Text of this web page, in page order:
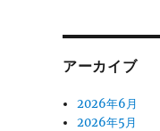
アーカイブ
2026年6月
2026年5月